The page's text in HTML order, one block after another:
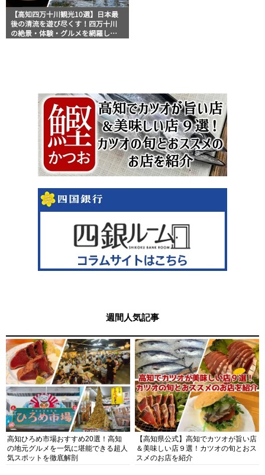
【高知四万十川観光10選】日本最
後の清流を遊び尽くす！四万十川
の絶景・体験・グルメを網羅した
週間人気記事
高知ひろめ市場おすすめ20選！高知
の地元グルメを一気に堪能できる超人
気スポットを徹底解剖
【高知県公式】高知でカツオが旨い店
＆美味しい店９選！カツオの旬とおス
スメのお店を紹介